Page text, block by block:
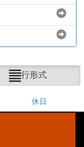
行形式
休日